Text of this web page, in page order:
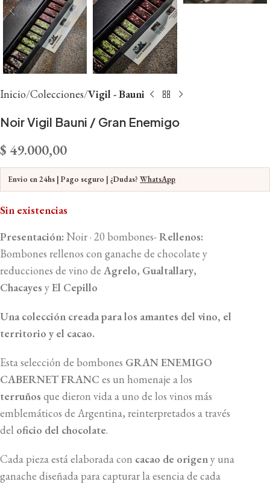
Inicio Colecciones Vigil - Bauni
Noir Vigil Bauni / Gran Enemigo
$ 49.000,00
Envio en 24hs | Pago seguro | ¿Dudas? WhatsApp
Sin existencias
Presentación: Noir · 20 bombones-Rellenos:
Bombones rellenos con ganache de chocolate y
reducciones de vino de Agrelo, Gualtallary,
Chacayes yEl Cepillo
Una colección creada para los amantes del vino, el
territorio y el cacao.
Esta selección de bombones GRAN ENEMIGO
CABERNET FRANC es un homenaje a los
terruños que dieron vida a uno de los vinos más
emblemáticos de Argentina, reinterpretados a través
del oficio del chocolate.
Cada pieza está elaborada con cacao de origeny una
ganache diseñada para capturar la esencia de cada